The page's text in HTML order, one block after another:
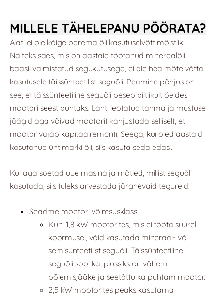
MILLELE TÄHELEPANU PÖÖRATA?
Alati ei ole kõige parema õli kasutuselvõtt mõistlik.
Näiteks saes, mis on aastaid töötanud mineraalõli
baasil valmistatud segukütusega, ei ole hea mõte võtta
kasutusele täissünteetilist seguõli. Peamine põhjus on
see, et täissünteetiline seguõli peseb piltlikult öeldes
mootori seest puhtaks. Lahti leotatud tahma ja mustuse
jäägid aga võivad mootorit kahjustada selliselt, et
mootor vajab kapitaalremonti. Seega, kui oled aastaid
kasutanud üht marki õli, siis kasuta seda edasi.
Kui aga soetad uue masina ja mõtled, millist seguõli
kasutada, siis tuleks arvestada järgnevaid tegureid:
Seadme mootori võimsusklass
Kuni 1,8 kW mootorites, mis ei tööta suurel
koormusel, võid kasutada mineraal- või
semisünteetilist seguõli. Täissünteetiline
seguõli sobi ka, plussiks on vähem
põlemisjääke ja seetõttu ka puhtam mootor.
2,5 kW mootorites peaks kasutama